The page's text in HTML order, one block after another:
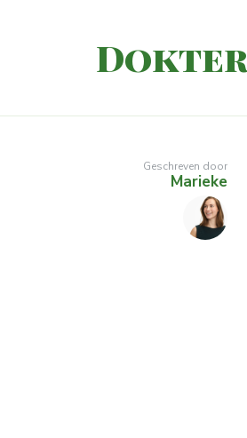
Geschreven door
Marieke